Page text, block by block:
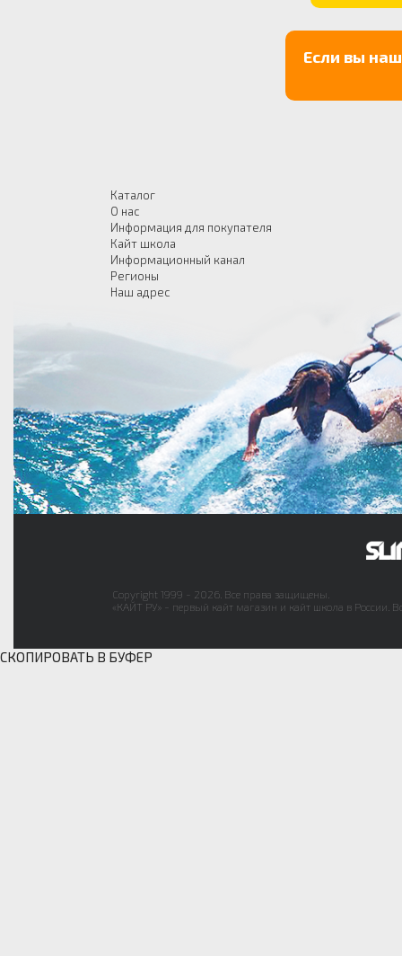
Если вы
Каталог
О нас
Информация для покупателя
Кайт школа
Информационный канал
Регионы
Наш адрес
Copyright 1999 - 2026. Все права защищены.
«КАЙТ РУ» - первый кайт магазин и кайт школа в России.
СКОПИРОВАТЬ В БУФЕР